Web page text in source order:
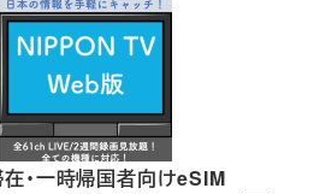
・一時帰国者向けeSIM